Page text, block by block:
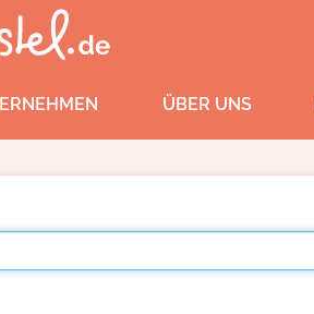
ÜBER UNS